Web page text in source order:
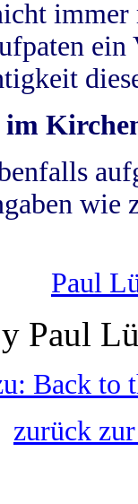
im
wie
Paul
Paul
Back to
zurück